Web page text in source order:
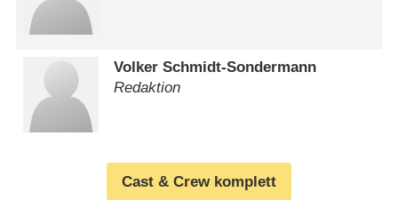
Volker Schmidt-Sondermann
Redaktion
Cast & Crew komplett